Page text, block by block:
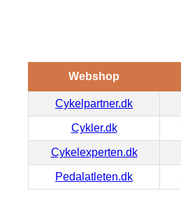
Webshop
Cykelpartner.dk
Cykler.dk
Cykelexperten.dk
Pedalatleten.dk